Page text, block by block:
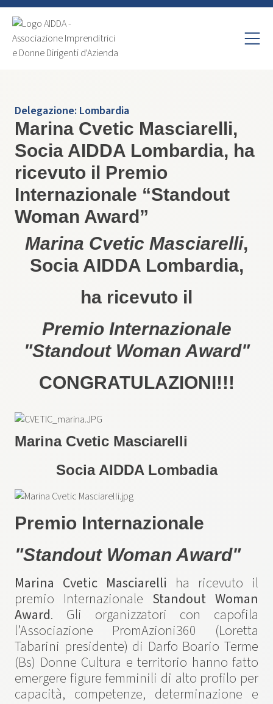
Delegazione: Lombardia
Marina Cvetic Masciarelli,
Socia AIDDA Lombardia, ha
ricevuto il Premio
Internazionale “Standout
Woman Award”
Marina Cvetic Masciarelli,
Socia AIDDA Lombardia,
ha ricevuto il
Premio Internazionale
"Standout Woman Award"
CONGRATULAZIONI!!!
Marina Cvetic Masciarelli
Socia AIDDA Lombadia
Premio Internazionale
"Standout Woman Award"
Marina Cvetic Masciarelli ha ricevuto il
premio Internazionale Standout Woman
Award. Gli organizzatori con capofila
l’Associazione PromAzioni360 (Loretta
Tabarini presidente) di Darfo Boario Terme
(Bs) Donne Cultura e territorio hanno fatto
emergere figure femminili di alto profilo per
capacità, competenze, determinazione e